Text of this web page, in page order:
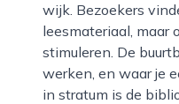
wijk. Bezoekers
leesmateriaal, maar
stimuleren. De
werken, en waar je
in stratum is de